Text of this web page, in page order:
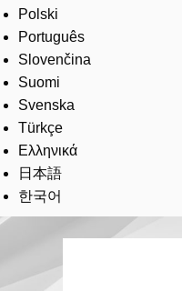
Polski
Português
Slovenčina
Suomi
Svenska
Türkçe
Ελληνικά
日本語
한국어